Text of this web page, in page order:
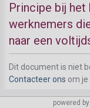
Principe bij het
werknemers
naar een
Dit document is niet
Contacteer ons om je
powered